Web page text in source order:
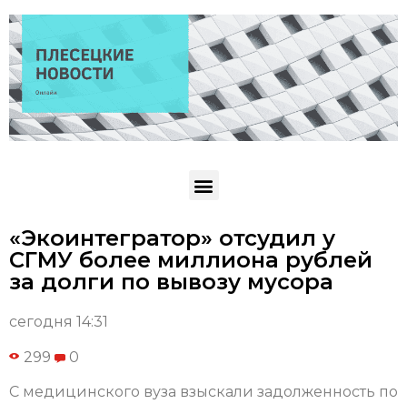
«Экоинтегратор» отсудил у
СГМУ более миллиона рублей
за долги по вывозу мусора
сегодня 14:31
299 0
С медицинского вуза взыскали задолженность по